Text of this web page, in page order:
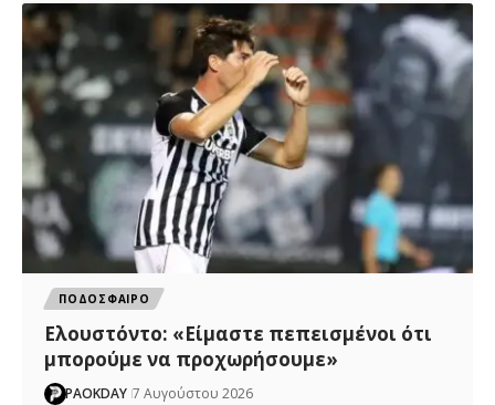
ΠΟΔΟΣΦΑΙΡΟ
Ελουστόντο: «Είμαστε πεπεισμένοι ότι
μπορούμε να προχωρήσουμε»
PAOKDAY 7 Αυγούστου 2026